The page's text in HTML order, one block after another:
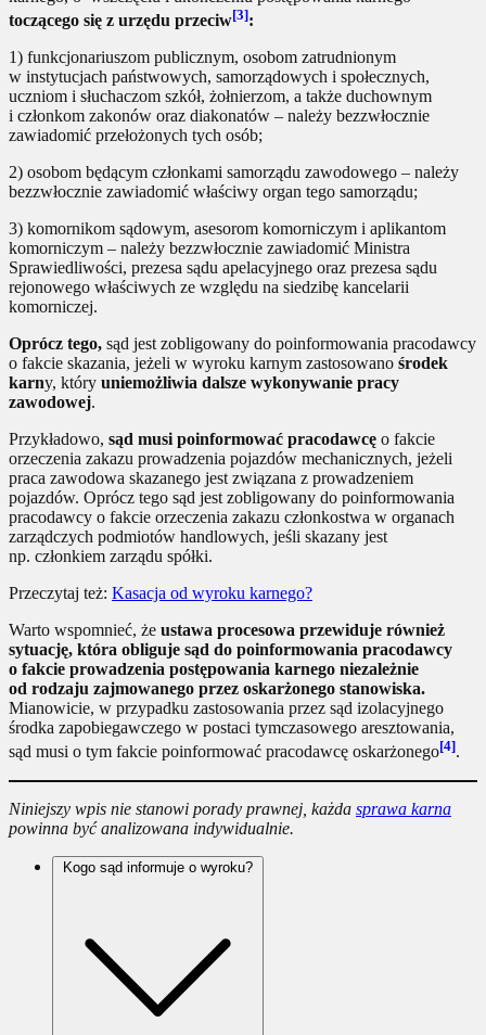
toczącego się z urzędu przeciw[3]:
1) funkcjonariuszom publicznym, osobom zatrudnionym
w instytucjach państwowych, samorządowych i społecznych,
uczniom i słuchaczom szkół, żołnierzom, a także duchownym
i członkom zakonów oraz diakonatów – należy bezzwłocznie
zawiadomić przełożonych tych osób;
2) osobom będącym członkami samorządu zawodowego – należy
bezzwłocznie zawiadomić właściwy organ tego samorządu;
3) komornikom sądowym, asesorom komorniczym i aplikantom
komorniczym – należy bezzwłocznie zawiadomić Ministra
Sprawiedliwości, prezesa sądu apelacyjnego oraz prezesa sądu
rejonowego właściwych ze względu na siedzibę kancelarii
komorniczej.
Oprócz tego, sąd jest zobligowany do poinformowania pracodawcy
o fakcie skazania, jeżeli w wyroku karnym zastosowano środek
karny, który uniemożliwia dalsze wykonywanie pracy
zawodowej.
Przykładowo, sąd musi poinformować pracodawcę o fakcie
orzeczenia zakazu prowadzenia pojazdów mechanicznych, jeżeli
praca zawodowa skazanego jest związana z prowadzeniem
pojazdów. Oprócz tego sąd jest zobligowany do poinformowania
pracodawcy o fakcie orzeczenia zakazu członkostwa w organach
zarządczych podmiotów handlowych, jeśli skazany jest
np. członkiem zarządu spółki.
Przeczytaj też: Kasacja od wyroku karnego?
Warto wspomnieć, że ustawa procesowa przewiduje również
sytuację, która obliguje sąd do poinformowania pracodawcy
o fakcie prowadzenia postępowania karnego niezależnie
od rodzaju zajmowanego przez oskarżonego stanowiska.
Mianowicie, w przypadku zastosowania przez sąd izolacyjnego
środka zapobiegawczego w postaci tymczasowego aresztowania,
sąd musi o tym fakcie poinformować pracodawcę oskarżonego[4].
Niniejszy wpis nie stanowi porady prawnej, każda sprawa karna
powinna być analizowana indywidualnie.
Kogo sąd informuje o wyroku?